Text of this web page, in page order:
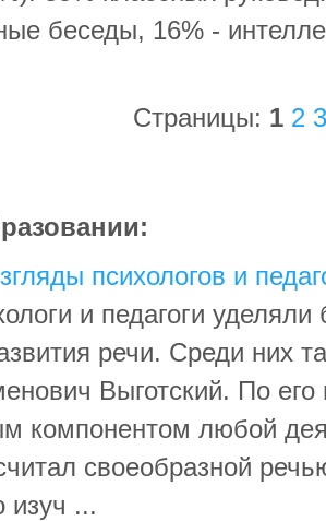
беседы, 16% -
Страницы: 1 2 3
психологов и
и педагоги
речи. Среди них
Выготский. По
компонентом любой
своеобразной
изуч ...